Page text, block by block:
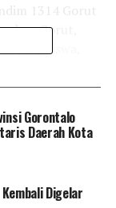
1314 Gorut
Gorut,
siswa,
jawab ada
para peserta
ada indikasi
berkurang,
anak didik
Gorontalo
Daerah Kota
Digelar